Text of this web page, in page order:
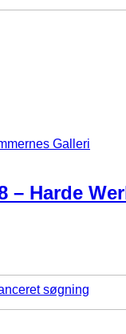
Galleri
– Harde
søgning